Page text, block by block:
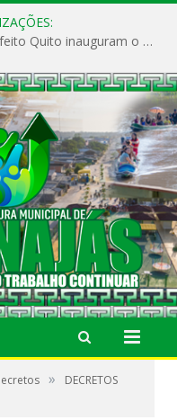
Prefeito Vivaldo Mendes e vice-prefeito Quito inauguram o CAPS e fortalecem a saúde pública em Anajás.
»
DECRETOS